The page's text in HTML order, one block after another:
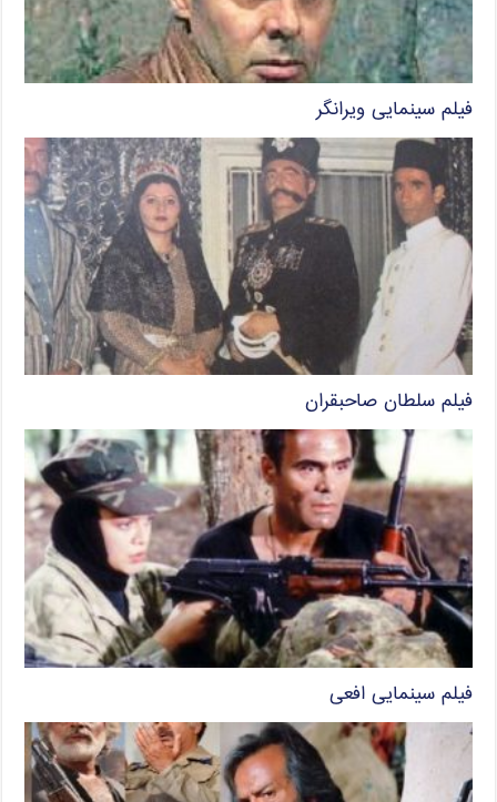
فیلم سینمایی ویرانگر
فیلم سلطان صاحبقران
فیلم سینمایی افعی